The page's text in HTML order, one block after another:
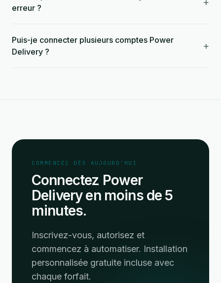
erreur ?
Puis-je connecter plusieurs comptes Power
Delivery ?
+
COMMENCEZ DÈS AUJOURD'HUI
Connectez Power
Delivery en moins de 5
minutes.
Inscrivez-vous, autorisez et
commencez à automatiser. Installation
personnalisée gratuite incluse avec
chaque forfait.